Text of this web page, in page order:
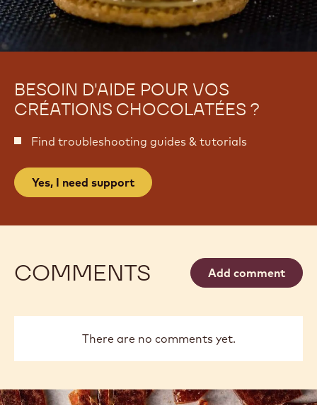
BESOIN D'AIDE POUR VOS
CRÉATIONS CHOCOLATÉES ?
Find troubleshooting guides & tutorials
Yes, I need support
COMMENTS Add comment
There are no comments yet.